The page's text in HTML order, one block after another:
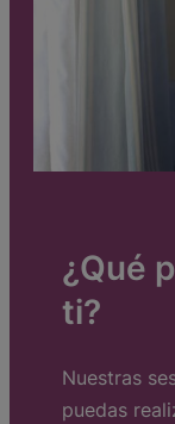
¿Qué
ti?
Nuestras
puedas